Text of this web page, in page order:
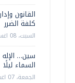
القانون
كلفة الضرر
السبت، 08 اغسطس 2026 10:00 ص
سين…
السماء ليلًا
الجمعة، 07 اغسطس 2026 01:00 م